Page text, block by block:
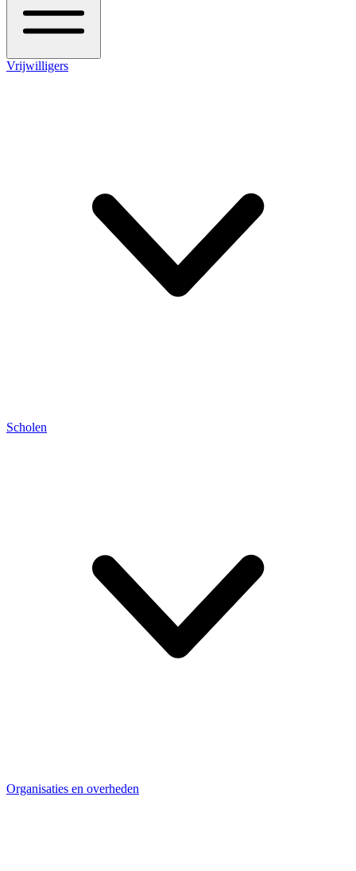
Vrijwilligers
Scholen
Organisaties en overheden